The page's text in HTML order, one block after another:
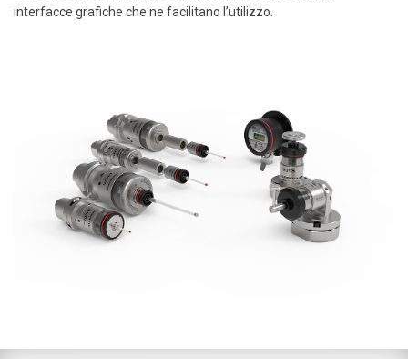
interfacce grafiche che ne facilitano l’utilizzo.